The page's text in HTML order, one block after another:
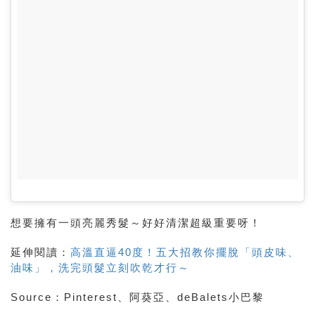
想要擁有一頭亮麗秀髮～好好清潔超級重要呀！
延伸閱讀： 高溫直逼40度！五大招教你擺脫「頭皮味、
油味」，洗完頭髮立刻吹乾才行～
Source ： Pinterest、阿葵亞、deBalets小巴黎